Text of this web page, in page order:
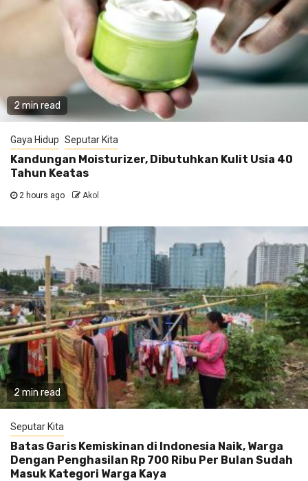
2 min read
Gaya Hidup Seputar Kita
Kandungan Moisturizer, Dibutuhkan Kulit Usia 40
Tahun Keatas
2 hours ago Akol
2 min read
Seputar Kita
Batas Garis Kemiskinan di Indonesia Naik, Warga
Dengan Penghasilan Rp 700 Ribu Per Bulan Sudah
Masuk Kategori Warga Kaya